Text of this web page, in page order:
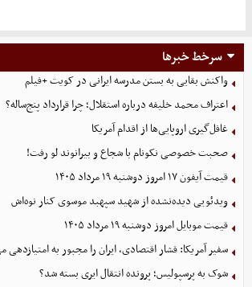
سرخط خبرها
واکنش بقایی به بستن مدرسه ایرانی در کویت +فیلم
اعتراف محمد خلیفه درباره استقلال؛ چرا قرارداد پنج‌ساله؟
غافل‌گیری اروپایی‌ها از اقدام آمریکا
صحبت خصوصی نکونام با شجاع و بیرانوند لو رفت!
قیمت آیفون ۱۷ امروز دوشنبه ۱۹ مرداد ۱۴۰۵
ویدئویی دیده‌نشده از شهید سپهبد موسوی کنار نوه‌اش
قیمت موبایل‌ امروز دوشنبه ۱۹ مرداد ۱۴۰۵
سفیر آمریکا: فشار اقتصادی، ایران را مجبور به امتیازدهی
شوک به پرسپولیس؛ پرونده انتقال ایری بسته شد؟